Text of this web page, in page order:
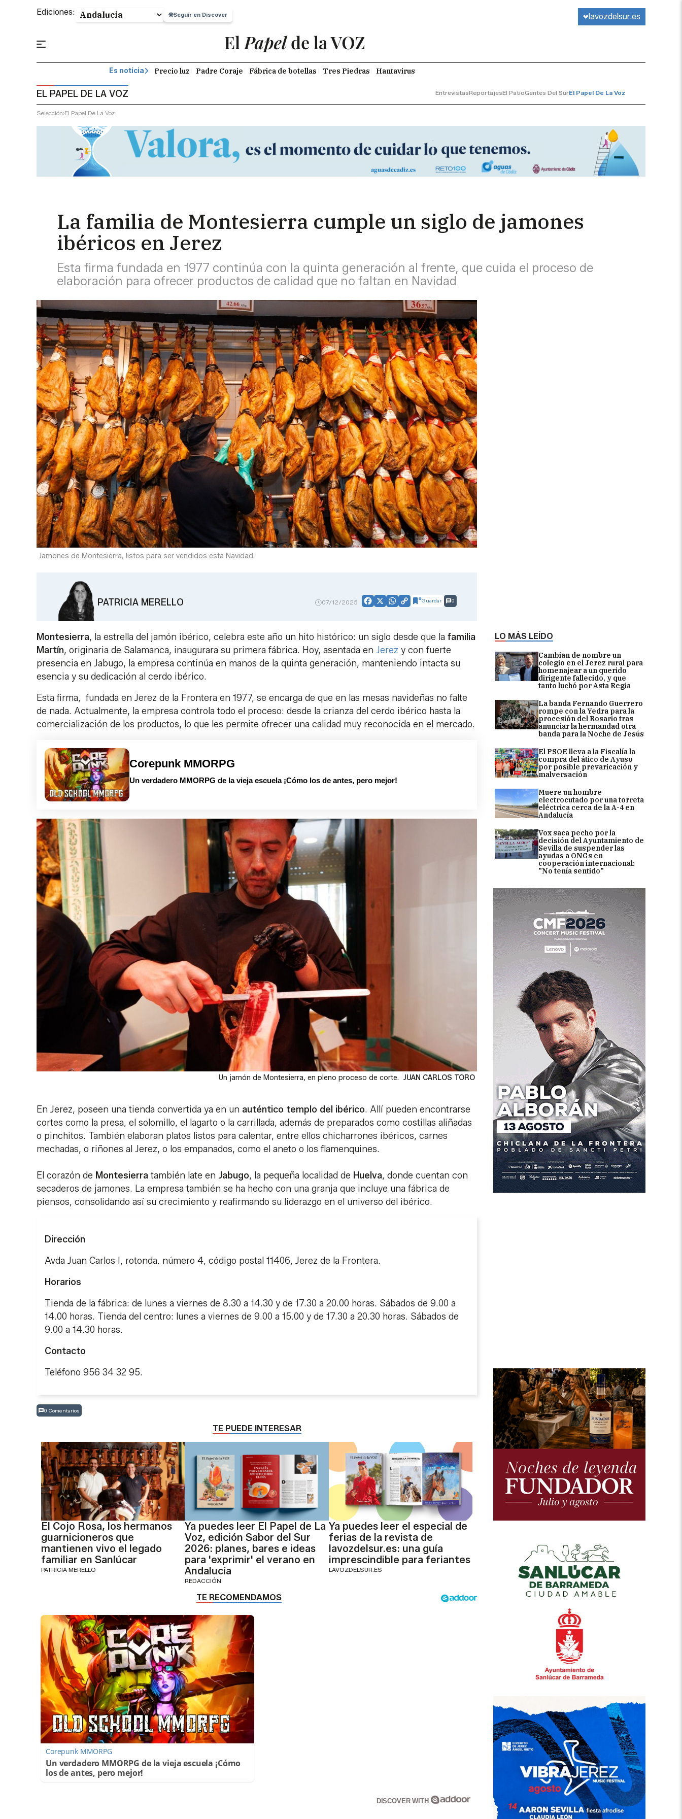
Ediciones: Seguir en Discover lavozdelsur.es
Es noticia Precio luz Padre Coraje Fábrica de botellas Tres Piedras Hantavirus
EL PAPEL DE LA VOZ EntrevistasReportajesEl PatioGentes Del SurEl Papel De La Voz
Selección El Papel De La Voz
La familia de Montesierra cumple un siglo de jamones
ibéricos en Jerez
Esta firma fundada en 1977 continúa con la quinta generación al frente, que cuida el proceso de
elaboración para ofrecer productos de calidad que no faltan en Navidad
LO MÁS LEÍDO
Cambian de nombre un
colegio en el Jerez rural para
homenajear a un querido
dirigente fallecido, y que
tanto luchó por Asta Regia
La banda Fernando Guerrero
rompe con la Yedra para la
procesión del Rosario tras
anunciar la hermandad otra
banda para la Noche de Jesús
El PSOE lleva a la Fiscalía la
compra del ático de Ayuso
por posible prevaricación y
malversación
Muere un hombre
electrocutado por una torreta
eléctrica cerca de la A-4 en
Andalucía
Vox saca pecho por la
decisión del Ayuntamiento de
Sevilla de suspender las
ayudas a ONGs en
cooperación internacional:
"No tenía sentido"
Jamones de Montesierra, listos para ser vendidos esta Navidad.
PATRICIA MERELLO 07/12/2025 Facebook
X WhatsApp
CopyGuardar 0
Montesierra, la estrella del jamón ibérico, celebra este año un hito histórico: un siglo desde que la familia
Martín, originaria de Salamanca, inaugurara su primera fábrica. Hoy, asentada en Jerez y con fuerte
presencia en Jabugo, la empresa continúa en manos de la quinta generación, manteniendo intacta su
esencia y su dedicación al cerdo ibérico.
Esta firma, fundada en Jerez de la Frontera en 1977, se encarga de que en las mesas navideñas no falte
de nada. Actualmente, la empresa controla todo el proceso: desde la crianza del cerdo ibérico hasta la
comercialización de los productos, lo que les permite ofrecer una calidad muy reconocida en el mercado.
Corepunk MMORPG
Un verdadero MMORPG de la vieja escuela ¡Cómo los de antes, pero mejor!
Un jamón de Montesierra, en pleno proceso de corte. JUAN CARLOS TORO
En Jerez, poseen una tienda convertida ya en un auténtico templo del ibérico. Allí pueden encontrarse
cortes como la presa, el solomillo, el lagarto o la carrillada, además de preparados como costillas aliñadas
o pinchitos. También elaboran platos listos para calentar, entre ellos chicharrones ibéricos, carnes
mechadas, o riñones al Jerez, o los empanados, como el aneto o los flamenquines.
El corazón de Montesierratambién late en Jabugo, la pequeña localidad de Huelva, donde cuentan con
secaderos de jamones. La empresa también se ha hecho con una granja que incluye una fábrica de
piensos, consolidando así su crecimiento y reafirmando su liderazgo en el universo del ibérico.
Dirección
Avda Juan Carlos I, rotonda. número 4, código postal 11406, Jerez de la Frontera.
Horarios
Tienda de la fábrica: de lunes a viernes de 8.30 a 14.30 y de 17.30 a 20.00 horas. Sábados de 9.00 a
14.00 horas. Tienda del centro: lunes a viernes de 9.00 a 15.00 y de 17.30 a 20.30 horas. Sábados de
9.00 a 14.30 horas.
Contacto
Teléfono 956 34 32 95.
0 Comentarios
TE PUEDE INTERESAR
El Cojo Rosa, los hermanos
guarnicioneros que
mantienen vivo el legado
familiar en Sanlúcar
PATRICIA MERELLO
Ya puedes leer El Papel de La
Voz, edición Sabor del Sur
2026: planes, bares e ideas
para 'exprimir' el verano en
Andalucía
REDACCIÓN
Ya puedes leer el especial de
ferias de la revista de
lavozdelsur.es: una guía
imprescindible para feriantes
LAVOZDELSUR.ES
Corepunk MMORPG
Un verdadero MMORPG de la vieja escuela ¡Cómo
los de antes, pero mejor!
DISCOVER WITH